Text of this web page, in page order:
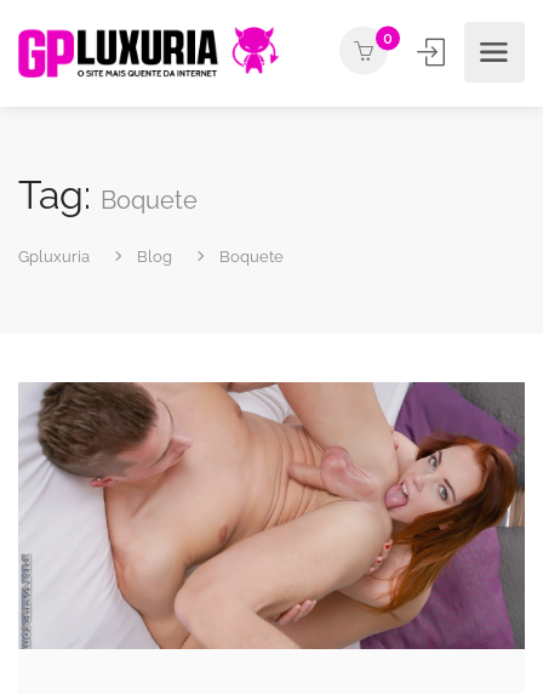
0
Tag: Boquete
Gpluxuria Blog Boquete